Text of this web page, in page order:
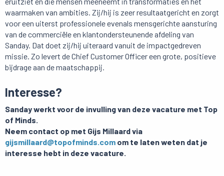
waarmaken van ambities. Zij/hij is zeer resultaatgericht en zorgt
voor een uiterst professionele evenals mensgerichte aansturing
van de commerciële en klantondersteunende afdeling van
Sanday. Dat doet zij/hij uiteraard vanuit de impactgedreven
missie. Zo levert de Chief Customer Officer een grote, positieve
bijdrage aan de maatschappij.
Interesse?
Sanday werkt voor de invulling van deze vacature met Top
of Minds.
Neem contact op met Gijs Millaard via
gijsmillaard@topofminds.com om te laten weten dat je
interesse hebt in deze vacature.